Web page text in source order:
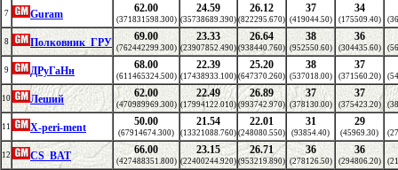
7 Guram 62.00
(371831598.300)
24.59
(35738689.390)
26.12
(822295.670)
37
(419044.50)
34
(175509.40)
8 Полковник_ГРУ 69.00
(762442299.300)
23.33
(23907852.490)
26.64
(938440.760)
38
(952550.60)
36
(304435.60)
9 ДРуГаНн 68.00
(611465324.500)
22.39
(17438933.100)
25.20
(647370.260)
38
(537018.00)
37
(371560.20)
10 Леший 62.00
(470989969.300)
22.49
(17994122.010)
26.89
(993742.970)
37
(378130.00)
37
(375423.20)
11 X-peri-ment 50.00
(67914674.300)
21.54
(13321088.760)
22.01
(248080.550)
31
(93854.40)
29
(45969.30)
12 CS_BAT 66.00
(427488351.800)
23.15
(22400244.920)
26.71
(953219.890)
36
(278126.50)
36
(294806.20)